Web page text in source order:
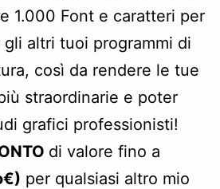
1.000 Font e caratteri per
altri tuoi programmi di
così da rendere le tue
straordinarie e poter
grafici professionisti!
di valore fino a
per qualsiasi altro mio